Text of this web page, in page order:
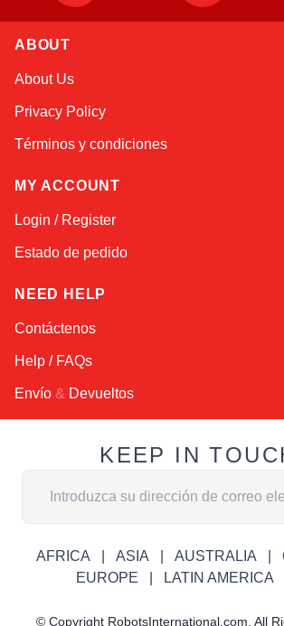
ABOUT
About Us
Privacy Policy
Términos y condiciones
MY ACCOUNT
Login / Register
Estado de pedido
NEED HELP
Contáctenos
Help / FAQs
Envío & Devueltos
KEEP IN
Dirección de email
AFRICA ASIA AUSTRALIA
EUROPE
LATIN AMERICA
© Copyright RobotsInternational.com. All